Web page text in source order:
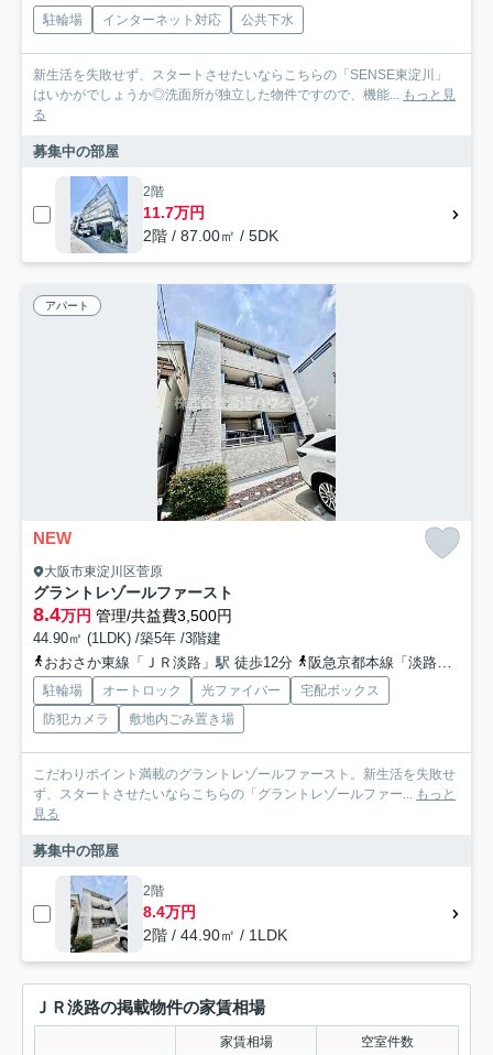
駐輪場 インターネット対応 公共下水
新生活を失敗せず、スタートさせたいならこちらの「SENSE東淀川」
はいかがでしょうか◎洗面所が独立した物件ですので、機能... もっと見
る
募集中の部屋
2階
11.7万円
2階 / 87.00㎡ / 5DK
アパート
NEW
大阪市東淀川区菅原
グラントレゾールファースト
8.4万円 管理/共益費3,500円
44.90㎡ (1LDK) /築5年 /3階建
おおさか東線「ＪＲ淡路」駅 徒歩12分
阪急京都本線「淡路」駅 徒歩15分
駐輪場 オートロック 光ファイバー
宅配ボックス
防犯カメラ
敷地内ごみ置き場
こだわりポイント満載のグラントレゾールファースト。新生活を失敗せ
ず、スタートさせたいならこちらの「グラントレゾールファー... もっと
見る
募集中の部屋
2階
8.4万円
2階 / 44.90㎡ / 1LDK
ＪＲ淡路の掲載物件の家賃相場
家賃相場 空室件数